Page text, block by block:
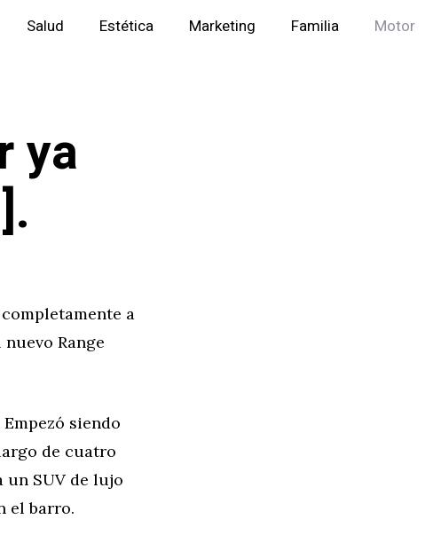
Salud Estética Marketing Familia Motor
ya
a
Range
siendo
de cuatro
un SUV de lujo
el barro.